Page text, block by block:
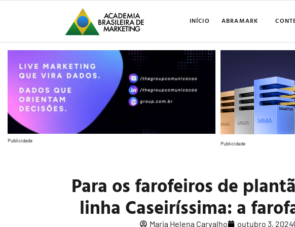
INÍCIO ABRAMARK
Publicidade Publicidade
Para os farofeiros de
linha Caseiríssima: a
Maria Helena Carvalho outubro 3, 2024